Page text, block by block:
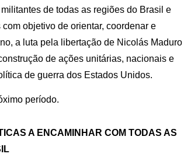
de todas as regiões do Brasil e
objetivo de orientar, coordenar e
a luta pela libertação de Nicolás Maduro
de ações unitárias, nacionais e
de guerra dos Estados Unidos.
período.
A ENCAMINHAR COM TODAS AS